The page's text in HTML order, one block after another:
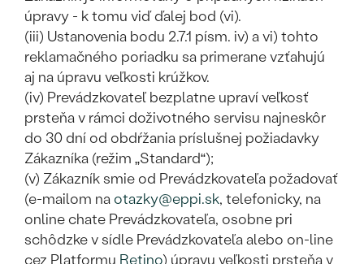
úpravy - k tomu viď ďalej bod (vi).
(iii) Ustanovenia bodu 2.7.1 písm. iv) a vi) tohto
reklamačného poriadku sa primerane vzťahujú
aj na úpravu veľkosti krúžkov.
(iv) Prevádzkovateľ bezplatne upraví veľkosť
prsteňa v rámci doživotného servisu najneskôr
do 30 dní od obdŕžania príslušnej požiadavky
Zákazníka (režim „Standard“);
(v) Zákazník smie od Prevádzkovateľa požadovať
(e-mailom naotazky@eppi.sk, telefonicky, na
online chate Prevádzkovateľa, osobne pri
schôdzke v sídle Prevádzkovateľa alebo on-line
cez Platformu Retino) úpravu veľkosti prsteňa v